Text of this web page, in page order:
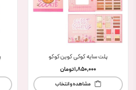
پلت سایه کوکی کوین کوکو
1,850,000تومان
مشاهده و انتخاب